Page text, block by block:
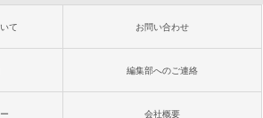
て お問い合わせ
編集部へのご連絡
会社概要